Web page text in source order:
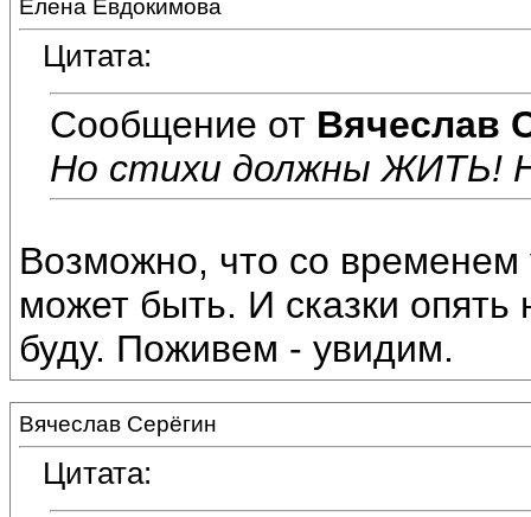
Елена Евдокимова
Цитата:
Сообщение от Вячеслав
Но стихи должны ЖИТЬ!
Возможно, что со временем
может быть. И сказки опять
буду. Поживем - увидим.
Вячеслав Серёгин
Цитата: